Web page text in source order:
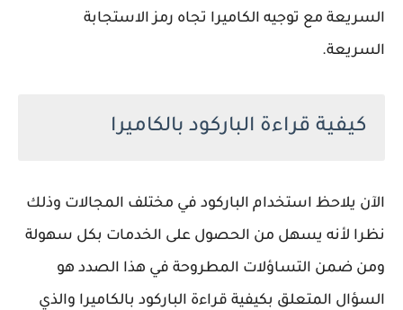
السريعة مع توجيه الكاميرا تجاه رمز الاستجابة
السريعة.
كيفية قراءة الباركود بالكاميرا
الآن يلاحظ استخدام الباركود في مختلف المجالات وذلك
نظرا لأنه يسهل من الحصول على الخدمات بكل سهولة
ومن ضمن التساؤلات المطروحة في هذا الصدد هو
السؤال المتعلق بكيفية قراءة الباركود بالكاميرا والذي